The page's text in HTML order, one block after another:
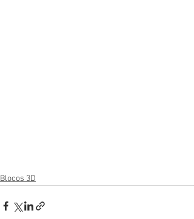
Blocos 3D